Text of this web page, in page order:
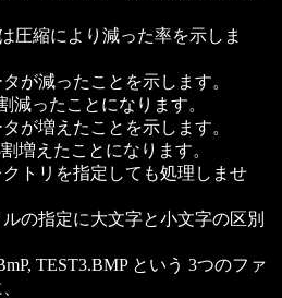
圧縮により減った率を示しま
が減ったことを示します。
ったことになります。
が増えたことを示します。
えたことになります。
トリを指定しても処理しませ
の指定に大文字と小文字の区別
TEST3.BMP という 3つのファ